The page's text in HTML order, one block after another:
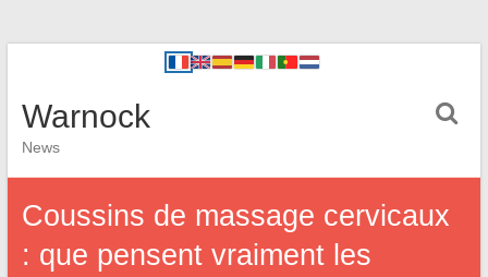
Warnock
News
Coussins de massage cervicaux
: que pensent vraiment les